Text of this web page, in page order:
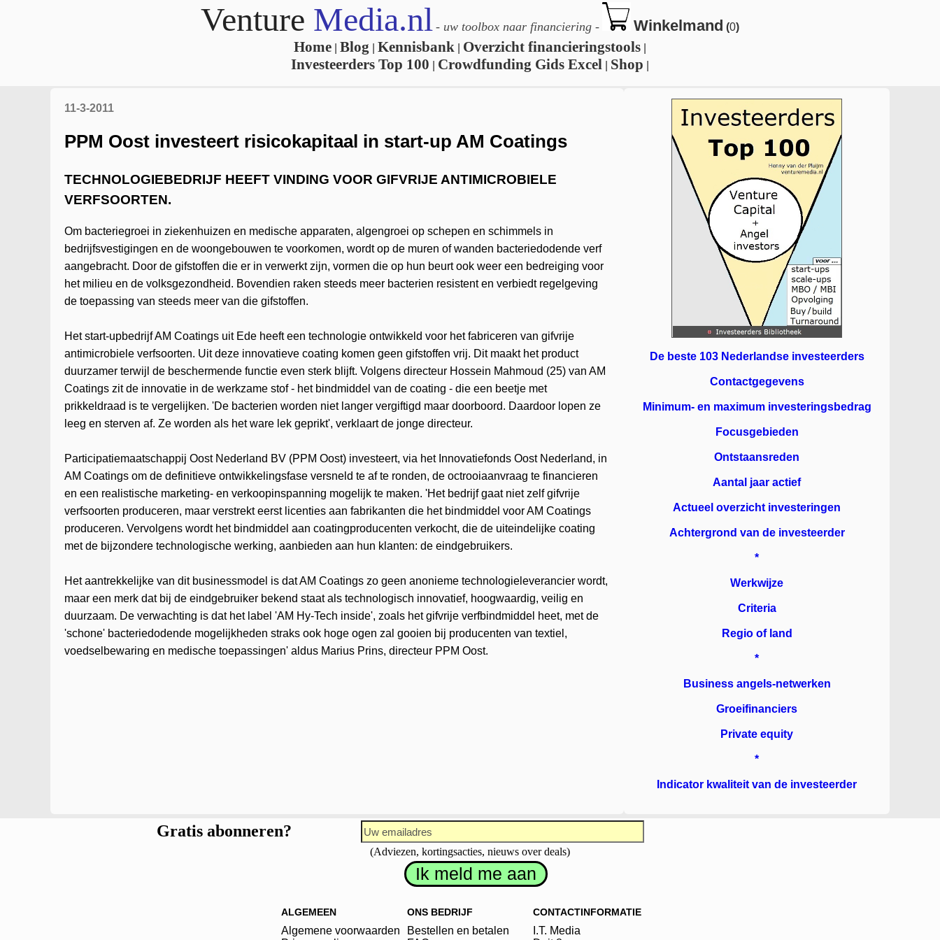
Venture Media.nl - uw toolbox naar financiering - Winkelmand (0)
Home Blog Kennisbank Overzicht financieringstools
Investeerders Top 100 Crowdfunding Gids Excel Shop
11-3-2011
PPM Oost investeert risicokapitaal in start-up AM Coatings
TECHNOLOGIEBEDRIJF HEEFT VINDING VOOR GIFVRIJE ANTIMICROBIELE
VERFSOORTEN.
Om bacteriegroei in ziekenhuizen en medische apparaten, algengroei op schepen en schimmels in
bedrijfsvestigingen en de woongebouwen te voorkomen, wordt op de muren of wanden bacteriedodende verf
aangebracht. Door de gifstoffen die er in verwerkt zijn, vormen die op hun beurt ook weer een bedreiging voor
het milieu en de volksgezondheid. Bovendien raken steeds meer bacterien resistent en verbiedt regelgeving
de toepassing van steeds meer van die gifstoffen.
Het start-upbedrijf AM Coatings uit Ede heeft een technologie ontwikkeld voor het fabriceren van gifvrije
antimicrobiele verfsoorten. Uit deze innovatieve coating komen geen gifstoffen vrij. Dit maakt het product
duurzamer terwijl de beschermende functie even sterk blijft. Volgens directeur Hossein Mahmoud (25) van AM
Coatings zit de innovatie in de werkzame stof - het bindmiddel van de coating - die een beetje met
prikkeldraad is te vergelijken. 'De bacterien worden niet langer vergiftigd maar doorboord. Daardoor lopen ze
leeg en sterven af. Ze worden als het ware lek geprikt', verklaart de jonge directeur.
Participatiemaatschappij Oost Nederland BV (PPM Oost) investeert, via het Innovatiefonds Oost Nederland, in
AM Coatings om de definitieve ontwikkelingsfase versneld te af te ronden, de octrooiaanvraag te financieren
en een realistische marketing- en verkoopinspanning mogelijk te maken. 'Het bedrijf gaat niet zelf gifvrije
verfsoorten produceren, maar verstrekt eerst licenties aan fabrikanten die het bindmiddel voor AM Coatings
produceren. Vervolgens wordt het bindmiddel aan coatingproducenten verkocht, die de uiteindelijke coating
met de bijzondere technologische werking, aanbieden aan hun klanten: de eindgebruikers.
Het aantrekkelijke van dit businessmodel is dat AM Coatings zo geen anonieme technologieleverancier wordt,
maar een merk dat bij de eindgebruiker bekend staat als technologisch innovatief, hoogwaardig, veilig en
duurzaam. De verwachting is dat het label 'AM Hy-Tech inside', zoals het gifvrije verfbindmiddel heet, met de
'schone' bacteriedodende mogelijkheden straks ook hoge ogen zal gooien bij producenten van textiel,
voedselbewaring en medische toepassingen' aldus Marius Prins, directeur PPM Oost.
De beste 103 Nederlandse investeerders
Contactgegevens
Minimum- en maximum investeringsbedrag
Focusgebieden
Ontstaansreden
Aantal jaar actief
Actueel overzicht investeringen
Achtergrond van de investeerder
*
Werkwijze
Criteria
Regio of land
*
Business angels-netwerken
Groeifinanciers
Private equity
*
Indicator kwaliteit van de investeerder
Gratis abonneren?
(Adviezen, kortingsacties, nieuws over deals)
ALGEMEEN
Algemene voorwaarden
ONS BEDRIJF
Bestellen en betalen
CONTACTINFORMATIE
I.T. Media